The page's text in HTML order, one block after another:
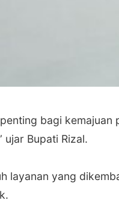
bagi
ujar Bupati Rizal.
layanan yang